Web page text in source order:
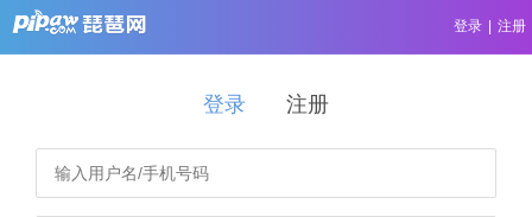
登录 注册
登录 注册